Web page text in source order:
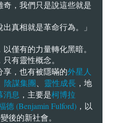
奇，我們只是說這些就是
出真相就是革命行為。」
僅有的力量轉化黑暗。
有靈性概念。
享，也有被隱暪的外星人
陰謀集團 靈性成長 ，地
消息 ，主要是柯博拉
德 (Benjamin Fulford) ，以
後的新社會。